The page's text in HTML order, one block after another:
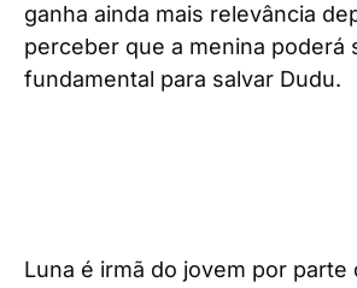
ganha ainda mais relevância
perceber que a menina poderá
fundamental para salvar Dudu.
Luna é irmã do jovem por parte